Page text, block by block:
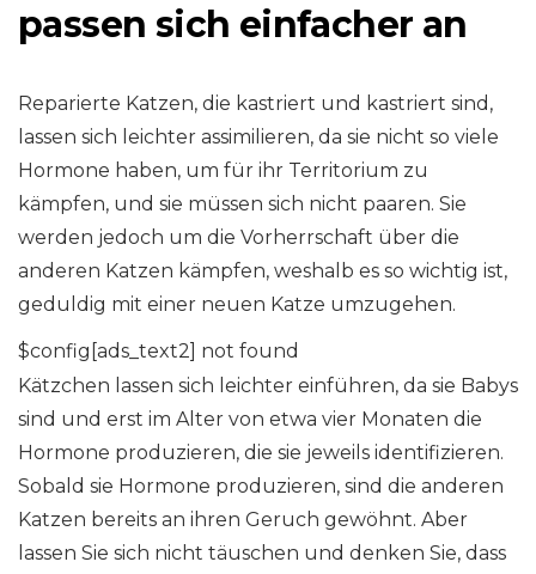
passen sich einfacher an
Reparierte Katzen, die kastriert und kastriert sind,
lassen sich leichter assimilieren, da sie nicht so viele
Hormone haben, um für ihr Territorium zu
kämpfen, und sie müssen sich nicht paaren. Sie
werden jedoch um die Vorherrschaft über die
anderen Katzen kämpfen, weshalb es so wichtig ist,
geduldig mit einer neuen Katze umzugehen.
$config[ads_text2] not found
Kätzchen lassen sich leichter einführen, da sie Babys
sind und erst im Alter von etwa vier Monaten die
Hormone produzieren, die sie jeweils identifizieren.
Sobald sie Hormone produzieren, sind die anderen
Katzen bereits an ihren Geruch gewöhnt. Aber
lassen Sie sich nicht täuschen und denken Sie, dass